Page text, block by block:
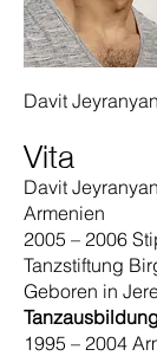
Davit Jeyranyan
Vita
Davit Jeyranyan
Armenien
2005 – 2006
Tanzstiftung
Geboren in
1995 – 2004